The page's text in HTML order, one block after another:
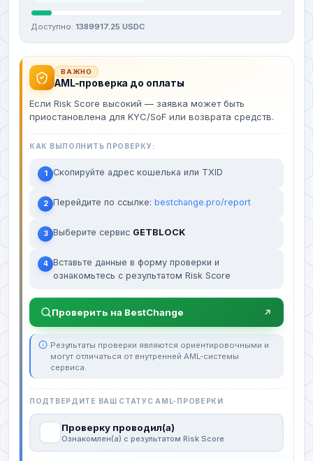
Доступно: 1389917.25 USDC
ВАЖНО
AML-проверка до оплаты
Если Risk Score высокий — заявка может быть
приостановлена для KYC/SoF или возврата средств.
КАК ВЫПОЛНИТЬ ПРОВЕРКУ:
1 Скопируйте адрес кошелька или TXID
2 Перейдите по ссылке: bestchange.pro/report
3 Выберите сервис GETBLOCK
4 Вставьте данные в форму проверки и
ознакомьтесь с результатом Risk Score
Проверить на BestChange
Результаты проверки являются ориентировочными и
могут отличаться от внутренней AML-системы
сервиса.
ПОДТВЕРДИТЕ ВАШ СТАТУС AML-ПРОВЕРКИ
Проверку проводил(а)
Ознакомлен(а) с результатом Risk Score